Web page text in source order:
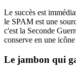
Le succès est
le SPAM est une
c'est la Seconde
conserve en une
Le jambon qui